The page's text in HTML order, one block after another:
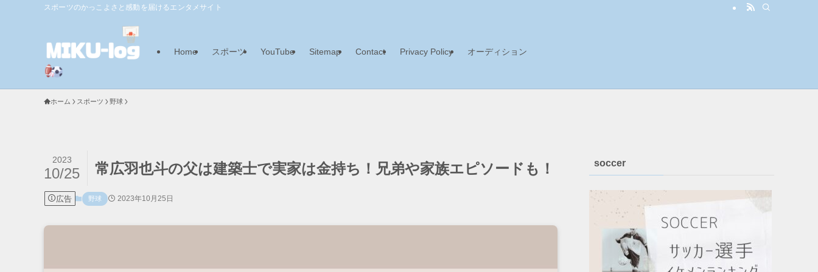
スポーツのかっこよさと感動を届けるエンタメサイト
Home スポーツ YouTube Sitemap Contact Privacy Policy オーディション
ホーム スポーツ 野球
常広羽也斗の父は建築士で実家は金持ち！兄弟や家族エピソードも！
2023
10/25
広告 野球 2023年10月25日
soccer